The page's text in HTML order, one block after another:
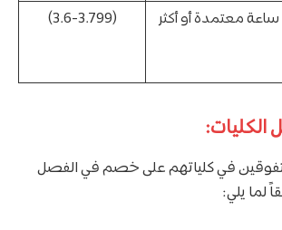
(3.6-3.799)
في كلياتهم على خصم في الفصل
لما يلي: